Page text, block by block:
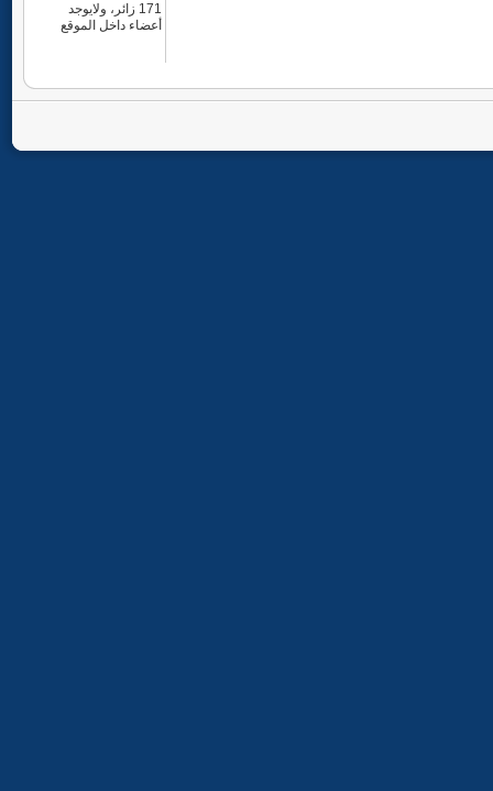
171 زائر، ولايوجد
أعضاء داخل الموقع